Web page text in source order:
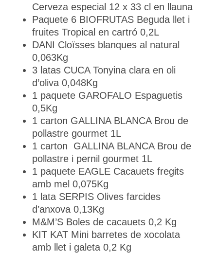
Cerveza especial 12 x 33 cl en llauna
Paquete 6 BIOFRUTAS Beguda llet i
fruites Tropical en cartró 0,2L
DANI Cloïsses blanques al natural
0,063Kg
3 latas CUCA Tonyina clara en oli
d’oliva 0,048Kg
1 paquete GAROFALO Espaguetis
0,5Kg
1 carton GALLINA BLANCA Brou de
pollastre gourmet 1L
1 carton GALLINA BLANCA Brou de
pollastre i pernil gourmet 1L
1 paquete EAGLE Cacauets fregits
amb mel 0,075Kg
1 lata SERPIS Olives farcides
d’anxova 0,13Kg
M&M’S Boles de cacauets 0,2 Kg
KIT KAT Mini barretes de xocolata
amb llet i galeta 0,2 Kg